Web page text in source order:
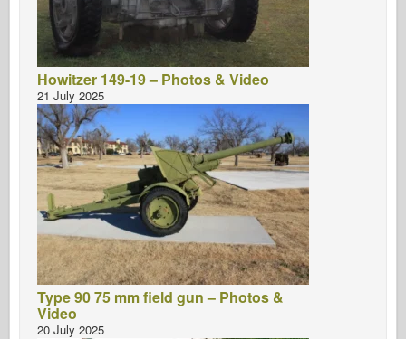
Howitzer 149-19 – Photos & Video
21 July 2025
Type 90 75 mm field gun – Photos &
Video
20 July 2025